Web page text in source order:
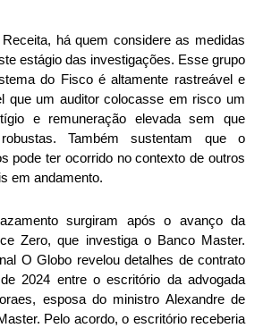
há quem considere as medidas
estágio das investigações. Esse grupo
do Fisco é altamente rastreável e
que um auditor colocasse em risco um
e remuneração elevada sem que
Também sustentam que o
pode ter ocorrido no contexto de outros
em andamento.
surgiram após o avanço da
Zero, que investiga o Banco Master.
O Globo revelou detalhes de contrato
2024 entre o escritório da advogada
esposa do ministro Alexandre de
Pelo acordo, o escritório receberia